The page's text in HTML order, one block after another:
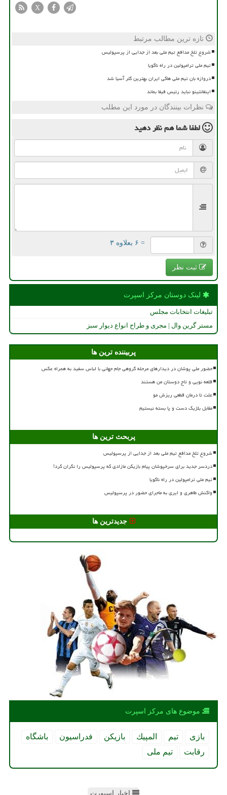
X
تازه ترین مطالب مرتبط
شروع تلخ مدافع تیم ملی بعد از جدایی از پرسپولیس
تیم ملی ترامپولین در راه ناگویا
دروازه بان تیم ملی هاکی ایران بهترین گلر آسیا شد
اینفانتینو نباید رئیس فیفا بماند
نظرات بینندگان در مورد این مطلب
لطفا شما همنظر دهید
= ۶ بعلاوه ۳
ثبت نظر
لینک دوستان مركز اسپرت
تبلیغات انتخابات مجلس
مستر گرین وال | مجری و طراح انواع دیوار سبز
پربیننده ترین ها
حضور ملی پوشان در دیدارهای مرحله گروهی جام جهانی با لباس سفید به همراه عکس
قلعه نویی و تاج دوستان من هستند
علت تا درمان قطعی ریزش مو
مقابل بلژیک دست و پا بسته نیستیم
پربحث ترین ها
شروع تلخ مدافع تیم ملی بعد از جدایی از پرسپولیس
دردسر جدید برای سرخپوشان پیام بازیکن مازادی که پرسپولیس را نگران کرد!
تیم ملی ترامپولین در راه ناگویا
واکنش طاهری و ایری به ماجرای حضور در پرسپولیس
جدیدترین ها
موضوع های مركز اسپرت
بازی تیم المپیك بازیكن فدراسیون
باشگاه
رقابت
تیم ملی
اخبار اسپورت